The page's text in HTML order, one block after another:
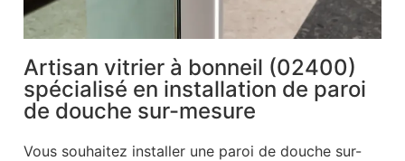
Artisan vitrier à bonneil (02400)
spécialisé en installation de paroi
de douche sur-mesure
Vous souhaitez installer une paroi de douche sur-